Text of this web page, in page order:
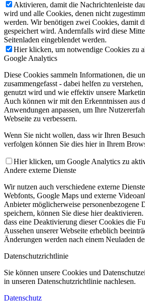
Aktivieren, damit die Nachrichtenleiste
wird und alle Cookies, denen nicht
werden. Wir benötigen zwei Cookies, damit
gespeichert wird. Andernfalls wird diese
Seitenladen eingeblendet werden.
Hier klicken, um notwendige Cookies zu
Google Analytics
Diese Cookies sammeln Informationen, die
zusammengefasst - dabei helfen zu
genutzt wird und wie effektiv unsere
Auch können wir mit den Erkenntnissen aus
Anwendungen anpassen, um Ihre
Webseite zu verbessern.
Wenn Sie nicht wollen, dass wir Ihren
verfolgen können Sie dies hier in Ihrem
Hier klicken, um Google Analytics zu
Andere externe Dienste
Wir nutzen auch verschiedene externe
Webfonts, Google Maps und externe
Anbieter möglicherweise personenbezogene
speichern, können Sie diese hier
dass eine Deaktivierung dieser Cookies die
Aussehen unserer Webseite erheblich
Änderungen werden nach einem Neuladen
Datenschutzrichtlinie
Sie können unsere Cookies und
in unseren Datenschutzrichtlinie nachlesen.
Datenschutz